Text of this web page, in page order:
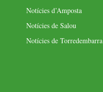
Notícies d’Amposta
Notícies de Salou
Notícies de Torredembarra